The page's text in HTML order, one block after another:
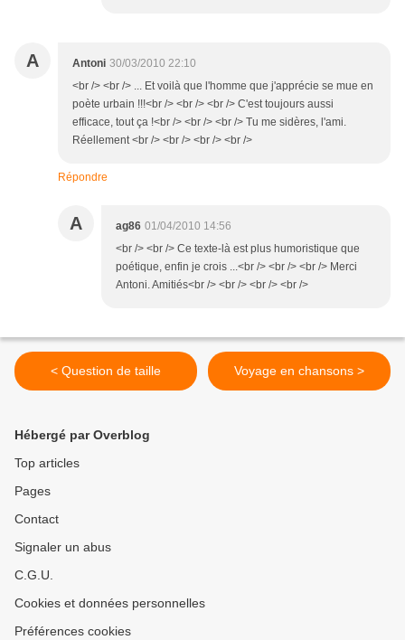
A Antoni 30/03/2010 22:10
<br /> <br /> ... Et voilà que l'homme que j'apprécie se mue en
poète urbain !!!<br /> <br /> <br /> C'est toujours aussi
efficace, tout ça !<br /> <br /> <br /> Tu me sidères, l'ami.
Réellement <br /> <br /> <br /> <br />
Répondre
A ag86 01/04/2010 14:56
<br /> <br /> Ce texte-là est plus humoristique que
poétique, enfin je crois ...<br /> <br /> <br /> Merci
Antoni. Amitiés<br /> <br /> <br /> <br />
< Question de taille Voyage en chansons >
Hébergé par Overblog
Top articles
Pages
Contact
Signaler un abus
C.G.U.
Cookies et données personnelles
Préférences cookies